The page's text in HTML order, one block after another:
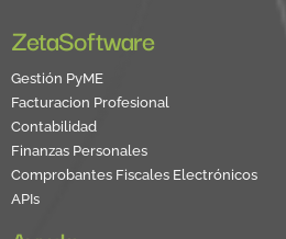
ZetaSoftware
Gestión PyME
Facturacion Profesional
Contabilidad
Finanzas Personales
Comprobantes Fiscales Electrónicos
APIs